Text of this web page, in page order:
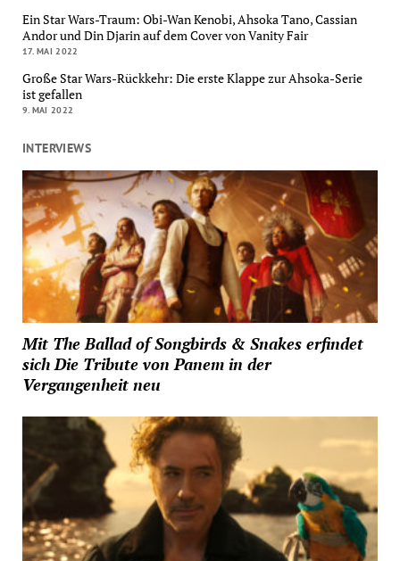
Ein Star Wars-Traum: Obi-Wan Kenobi, Ahsoka Tano, Cassian
Andor und Din Djarin auf dem Cover von Vanity Fair
17. MAI 2022
Große Star Wars-Rückkehr: Die erste Klappe zur Ahsoka-Serie
ist gefallen
9. MAI 2022
INTERVIEWS
Mit The Ballad of Songbirds & Snakes erfindet
sich Die Tribute von Panem in der
Vergangenheit neu